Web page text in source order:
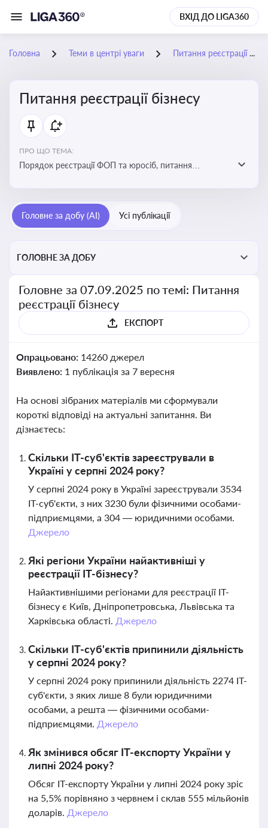
ВХІД ДО LIGA360
Головна Теми в центрі уваги Питання реєстрації бізнесу
Питання реєстрації бізнесу
ПРО ЩО ТЕМА:
Порядок реєстрації ФОП та юросіб, питання
підприємництва
Головне за добу (AI) Усі публікації
ГОЛОВНЕ ЗА ДОБУ
Головне за 07.09.2025 по темі: Питання
реєстрації бізнесу
ЕКСПОРТ
Опрацьовано: 14260 джерел
Виявлено: 1 публікація за 7 вересня
На основі зібраних матеріалів ми сформували
короткі відповіді на актуальні запитання. Ви
дізнаєтесь:
Скільки IT-суб'єктів зареєстрували в
Україні у серпні 2024 року?
У серпні 2024 року в Україні зареєстрували 3534
IT-суб'єкти, з них 3230 були фізичними особами-
підприємцями, а 304 — юридичними особами.
Джерело
Які регіони України найактивніші у
реєстрації IT-бізнесу?
Найактивнішими регіонами для реєстрації IT-
бізнесу є Київ, Дніпропетровська, Львівська та
Харківська області. Джерело
Скільки IT-суб'єктів припинили діяльність
у серпні 2024 року?
У серпні 2024 року припинили діяльність 2274 IT-
суб'єкти, з яких лише 8 були юридичними
особами, а решта — фізичними особами-
підприємцями. Джерело
Як змінився обсяг IT-експорту України у
липні 2024 року?
Обсяг IT-експорту України у липні 2024 року зріс
на 5,5% порівняно з червнем і склав 555 мільйонів
доларів. Джерело